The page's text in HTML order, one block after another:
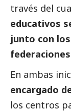
través del
educativos
junto con
En ambas
encargado
los centros